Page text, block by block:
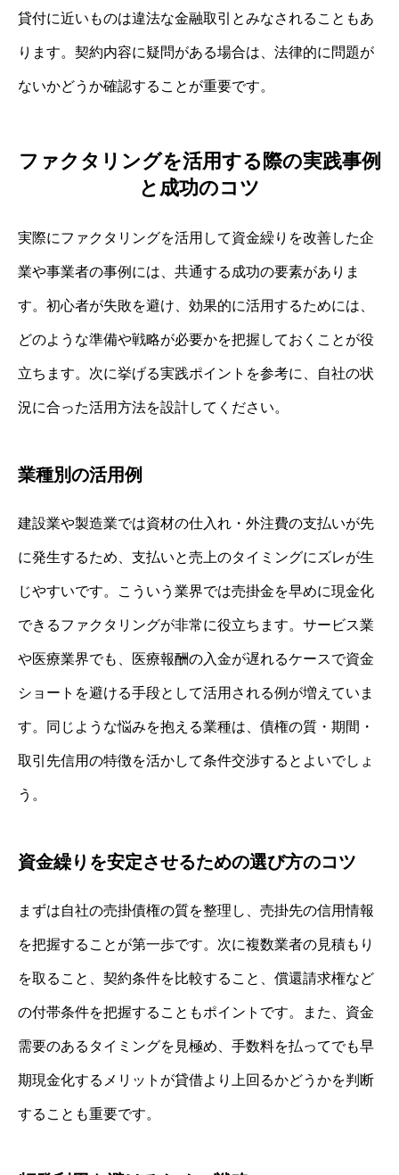
貸付に近いものは違法な金融取引とみなされることもあ
ります。契約内容に疑問がある場合は、法律的に問題が
ないかどうか確認することが重要です。
ファクタリングを活用する際の実践事例
と成功のコツ
実際にファクタリングを活用して資金繰りを改善した企
業や事業者の事例には、共通する成功の要素がありま
す。初心者が失敗を避け、効果的に活用するためには、
どのような準備や戦略が必要かを把握しておくことが役
立ちます。次に挙げる実践ポイントを参考に、自社の状
況に合った活用方法を設計してください。
業種別の活用例
建設業や製造業では資材の仕入れ・外注費の支払いが先
に発生するため、支払いと売上のタイミングにズレが生
じやすいです。こういう業界では売掛金を早めに現金化
できるファクタリングが非常に役立ちます。サービス業
や医療業界でも、医療報酬の入金が遅れるケースで資金
ショートを避ける手段として活用される例が増えていま
す。同じような悩みを抱える業種は、債権の質・期間・
取引先信用の特徴を活かして条件交渉するとよいでしょ
う。
資金繰りを安定させるための選び方のコツ
まずは自社の売掛債権の質を整理し、売掛先の信用情報
を把握することが第一歩です。次に複数業者の見積もり
を取ること、契約条件を比較すること、償還請求権など
の付帯条件を把握することもポイントです。また、資金
需要のあるタイミングを見極め、手数料を払ってでも早
期現金化するメリットが貸借より上回るかどうかを判断
することも重要です。